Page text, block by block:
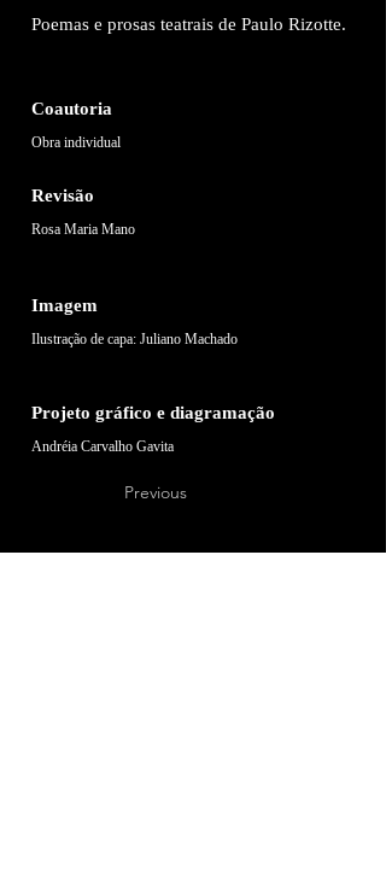
Poemas e prosas teatrais de Paulo Rizotte.
Coautoria
Obra individual
Revisão
Rosa Maria Mano
Imagem
Ilustração de capa: Juliano Machado
Projeto gráfico e diagramação
Andréia Carvalho Gavita
Previous